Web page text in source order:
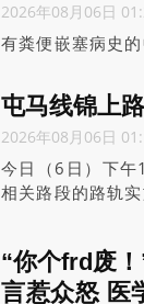
2026年08月06日
有粪便嵌塞病史
便嵌塞导致肠阻
软，认为死者出
否询问死者的最
录没有写上相关
屯马线锦上
2026年08月06日
今日（6日）下午
相关路段的路轨
“你个frd废
言惹众怒 医